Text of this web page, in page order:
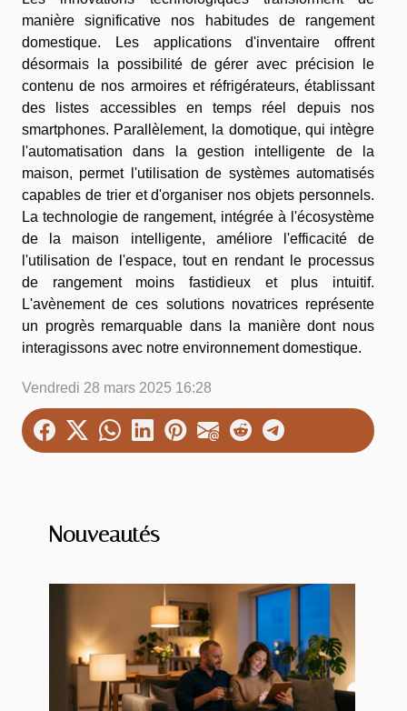
manière significative nos habitudes de rangement
domestique. Les applications d'inventaire offrent
désormais la possibilité de gérer avec précision le
contenu de nos armoires et réfrigérateurs, établissant
des listes accessibles en temps réel depuis nos
smartphones. Parallèlement, la domotique, qui intègre
l'automatisation dans la gestion intelligente de la
maison, permet l'utilisation de systèmes automatisés
capables de trier et d'organiser nos objets personnels.
La technologie de rangement, intégrée à l'écosystème
de la maison intelligente, améliore l'efficacité de
l'utilisation de l'espace, tout en rendant le processus
de rangement moins fastidieux et plus intuitif.
L'avènement de ces solutions novatrices représente
un progrès remarquable dans la manière dont nous
interagissons avec notre environnement domestique.
Vendredi 28 mars 2025 16:28
Nouveautés